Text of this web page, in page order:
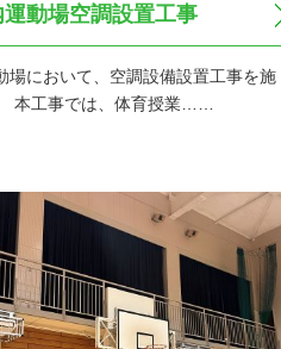
動場空調設置工事
場において、空調設備設置工事を施
本工事では、体育授業……